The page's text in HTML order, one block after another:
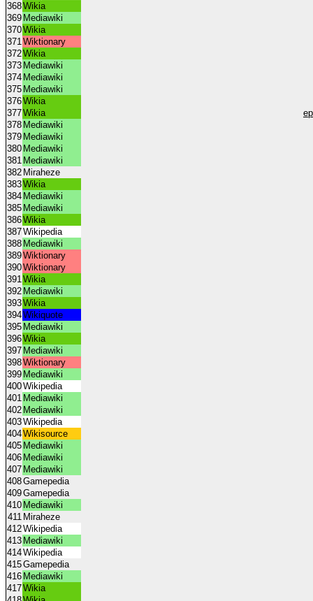
368Wikia
369 Mediawiki
370Wikia
371Wiktionary
372Wikia
373 Mediawiki
374 Mediawiki
375 Mediawiki
376Wikia
377Wikia
378 Mediawiki
379 Mediawiki
380 Mediawiki
381 Mediawiki
382 Miraheze
383Wikia
384 Mediawiki
385 Mediawiki
386Wikia
387Wikipedia
388 Mediawiki
389Wiktionary
390Wiktionary
391Wikia
392 Mediawiki
393Wikia
394Wikiquote
395 Mediawiki
396Wikia
397 Mediawiki
398Wiktionary
399 Mediawiki
400Wikipedia
401 Mediawiki
402 Mediawiki
403Wikipedia
404Wikisource
405 Mediawiki
406 Mediawiki
407 Mediawiki
408Gamepedia
409Gamepedia
410 Mediawiki
411 Miraheze
412Wikipedia
413 Mediawiki
414Wikipedia
415Gamepedia
416 Mediawiki
417Wikia